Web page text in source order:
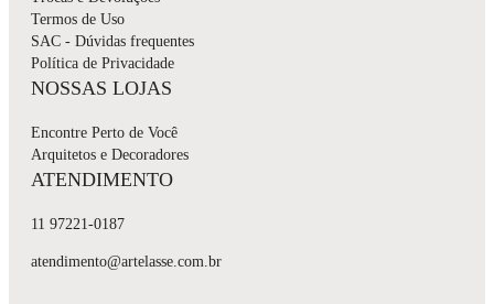
Termos de Uso
SAC - Dúvidas frequentes
Política de Privacidade
NOSSAS LOJAS
Encontre Perto de Você
Arquitetos e Decoradores
ATENDIMENTO
11 97221-0187
atendimento@artelasse.com.br